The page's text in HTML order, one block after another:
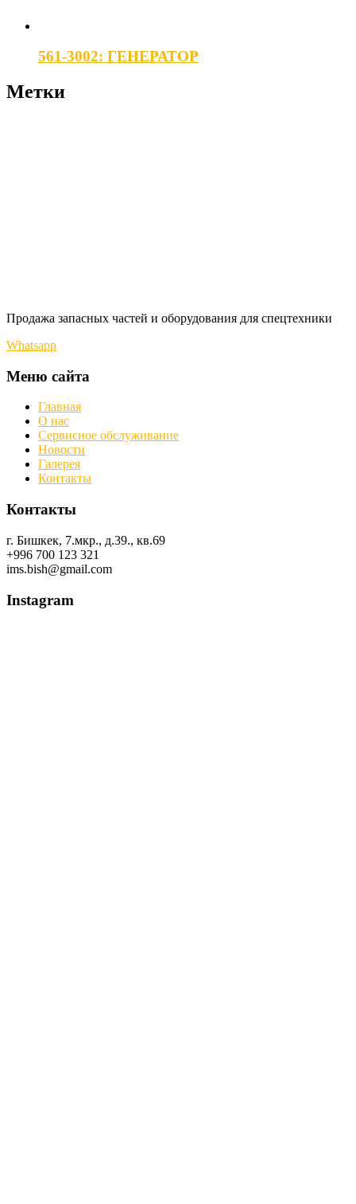
561-3002: ГЕНЕРАТОР
Метки
Продажа запасных частей и оборудования для спецтехники
Whatsapp
Меню сайта
Главная
О нас
Сервисное обслуживание
Новости
Галерея
Контакты
Контакты
г. Бишкек, 7.мкр., д.39., кв.69
+996 700 123 321
ims.bish@gmail.com
Instagram